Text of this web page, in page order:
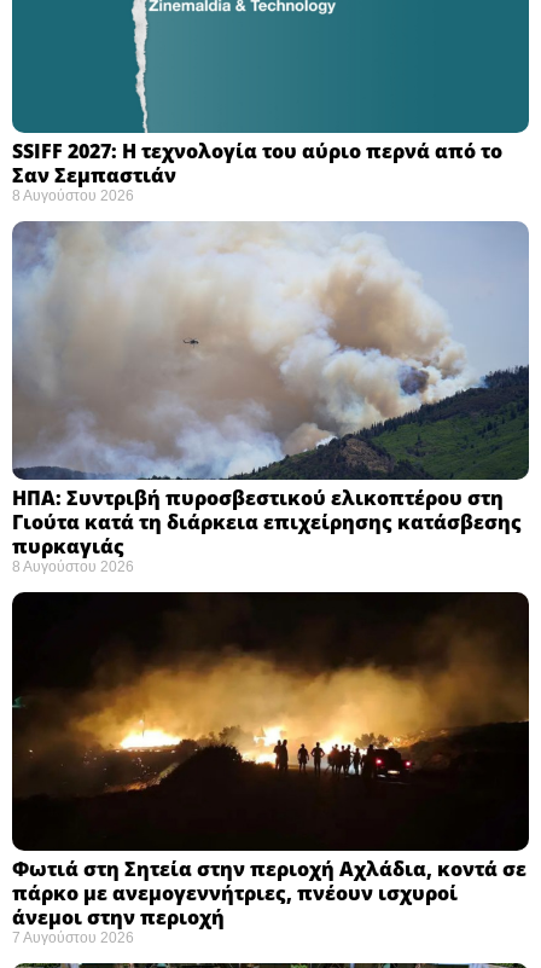
SSIFF 2027: Η τεχνολογία του αύριο περνά από το
Σαν Σεμπαστιάν ​
8 Αυγούστου 2026
ΗΠΑ: Συντριβή πυροσβεστικού ελικοπτέρου στη
Γιούτα κατά τη διάρκεια επιχείρησης κατάσβεσης
πυρκαγιάς ​
8 Αυγούστου 2026
Φωτιά στη Σητεία στην περιοχή Αχλάδια, κοντά σε
πάρκο με ανεμογεννήτριες, πνέουν ισχυροί
άνεμοι στην περιοχή
7 Αυγούστου 2026